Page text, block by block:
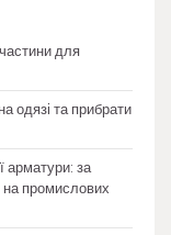
для
одязі та прибрати
арматури: за
промислових